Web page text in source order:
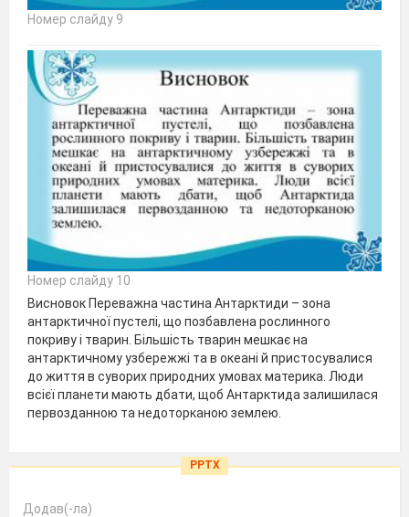
Номер слайду 9
Номер слайду 10
Висновок Переважна частина Антарктиди – зона
антарктичної пустелі, що позбавлена рослинного
покриву і тварин. Більшість тварин мешкає на
антарктичному узбережжі та в океані й пристосувалися
до життя в суворих природних умовах материка. Люди
всієї планети мають дбати, щоб Антарктида залишилася
первозданною та недоторканою землею.
PPTX
Додав(-ла)